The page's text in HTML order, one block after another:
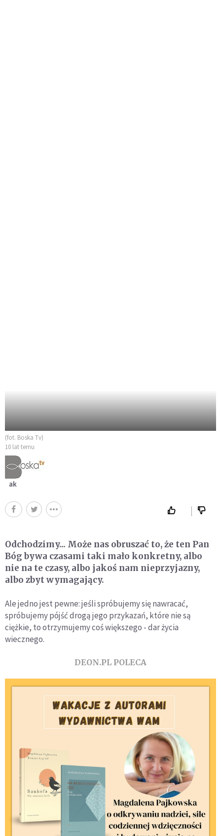
(fot. Boska Tv)
10 lat temu
ak
Odchodzimy... Może nas obruszać to, że ten Pan
Bóg bywa czasami taki mało konkretny, albo
nie na te czasy, albo jakoś nam nieprzyjazny,
albo zbyt wymagający.
Ale jedno jest pewne: jeśli spróbujemy się nawracać,
spróbujemy pójść drogą jego przykazań, które nie są
ciężkie, to otrzymujemy coś większego - dar życia
wiecznego.
DEON.PL POLECA